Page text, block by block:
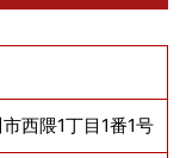
西隈1丁目1番1号